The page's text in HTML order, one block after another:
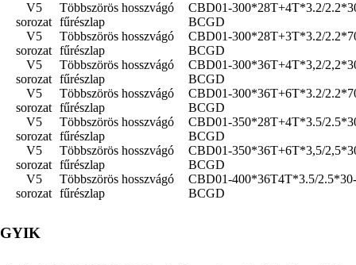
V5
sorozat
Többszörös hosszvágó
fűrészlap
CBD01-300*28T+4T*3.2/
BCGD
V5
sorozat
Többszörös hosszvágó
fűrészlap
CBD01-300*28T+3T*3.2/
BCGD
V5
sorozat
Többszörös hosszvágó
fűrészlap
CBD01-300*36T+4T*3,2/
BCGD
V5
sorozat
Többszörös hosszvágó
fűrészlap
CBD01-300*36T+6T*3.2/
BCGD
V5
sorozat
Többszörös hosszvágó
fűrészlap
CBD01-350*28T+4T*3.5/
BCGD
V5
sorozat
Többszörös hosszvágó
fűrészlap
CBD01-350*36T+6T*3,5/
BCGD
V5
sorozat
Többszörös hosszvágó
fűrészlap
CBD01-400*36T4T*3.5/2.5*30-
BCGD
GYIK